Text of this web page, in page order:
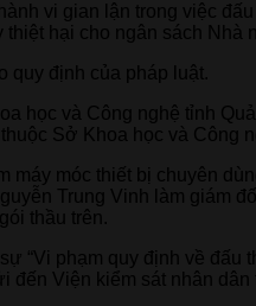
vi gian lận trong việc
thiệt hại cho ngân sách Nhà
quy định của pháp luật.
học và Công nghệ tỉnh
Sở Khoa học và Công
móc thiết bị chuyên
Trung Vinh làm giám
thầu trên.
“Vi phạm quy định về đấu
Viện kiểm sát nhân dân